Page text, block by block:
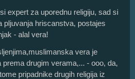
expert za uporednu religiju, sad si
pljuvanja hriscanstva, postajes
- alal vera!
vera je
prema drugim verama,... - ooo, da,
pripadnike drugih religija iz